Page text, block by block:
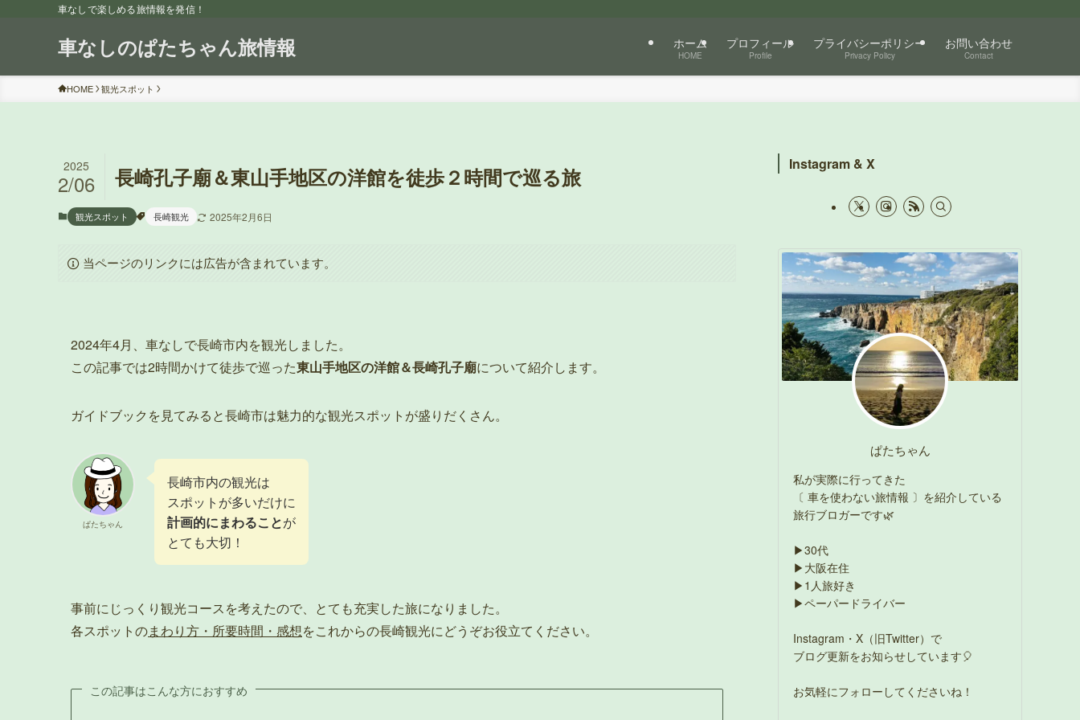
車なしで楽しめる旅情報を発信！
車なしのぱたちゃん旅情報 ホーム
HOME
プロフィール
Profile
プライバシーポリシー
Privacy Policy
お問い合わせ
Contact
HOME 観光スポット
長崎孔子廟＆東山手地区の洋館を徒歩２時間で巡る旅
2025
2/06
観光スポット 長崎観光 2025年2月6日
当ページのリンクには広告が含まれています。
2024年4月、車なしで長崎市内を観光しました。
この記事では2時間かけて徒歩で巡った東山手地区の洋館＆長崎孔子廟について紹介します。
ガイドブックを見てみると長崎市は魅力的な観光スポットが盛りだくさん。
ぱたちゃん
長崎市内の観光は
スポットが多いだけに
計画的にまわることが
とても大切！
事前にじっくり観光コースを考えたので、とても充実した旅になりました。
各スポットのまわり方・所要時間・感想をこれからの長崎観光にどうぞお役立てください。
この記事はこんな方におすすめ
Instagram & X
ぱたちゃん
私が実際に行ってきた
〔 車を使わない旅情報 〕を紹介している
旅行ブロガーです🌿
▶30代
▶大阪在住
▶1人旅好き
▶ペーパードライバー
Instagram・X（旧Twitter）で
ブログ更新をお知らせしています🎈
お気軽にフォローしてくださいね！